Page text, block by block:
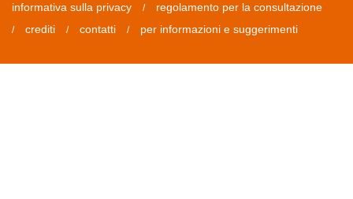
informativa sulla privacy / regolamento per la consultazione
/ crediti / contatti / per informazioni e suggerimenti